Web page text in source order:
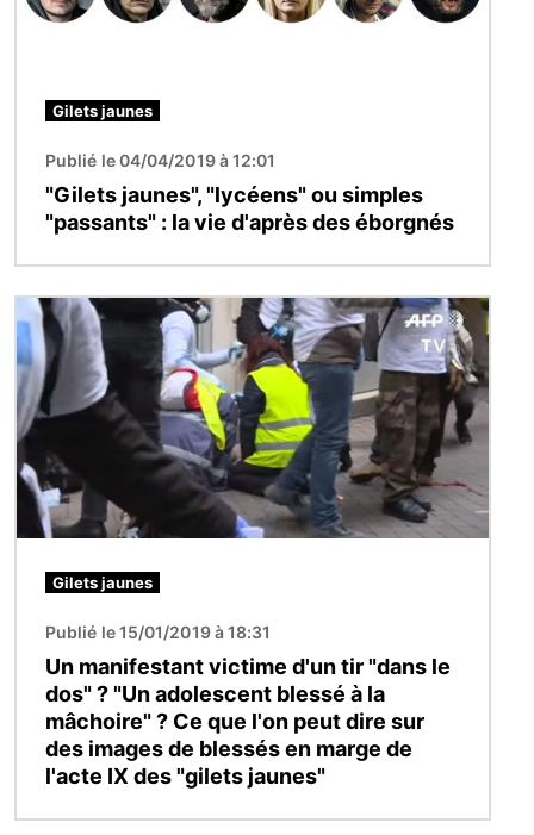
Gilets jaunes
Publié le 04/04/2019 à 12:01
"Gilets jaunes", "lycéens" ou simples
"passants" : la vie d'après des éborgnés
Image
Gilets jaunes
Publié le 15/01/2019 à 18:31
Un manifestant victime d'un tir "dans le
dos" ? "Un adolescent blessé à la
mâchoire" ? Ce que l'on peut dire sur
des images de blessés en marge de
l'acte IX des "gilets jaunes"